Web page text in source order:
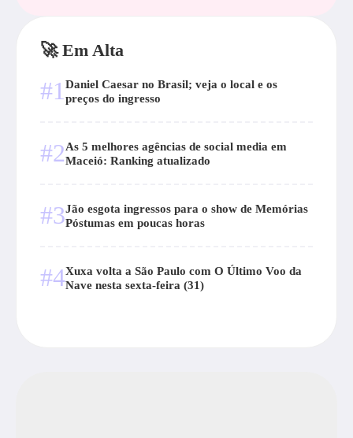
🚀 Em Alta
#1 Daniel Caesar no Brasil; veja o local e os
preços do ingresso
#2As 5 melhores agências de social media em
Maceió: Ranking atualizado
#3Jão esgota ingressos para o show de Memórias
Póstumas em poucas horas
#4Xuxa volta a São Paulo com O Último Voo da
Nave nesta sexta-feira (31)